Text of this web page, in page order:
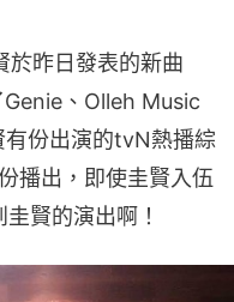
於昨日發表的新曲
、Olleh Music
份出演的tvN熱播綜
播出，即使圭賢入伍
賢的演出啊！